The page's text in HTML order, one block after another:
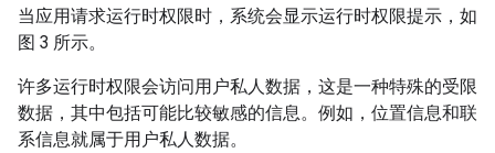
当应用请求运行时权限时，系统会显示运行时权限提示，如
图 3 所示。
许多运行时权限会访问用户私人数据，这是一种特殊的受限
数据，其中包括可能比较敏感的信息。 例如，位置信息和联
系信息就属于用户私人数据。